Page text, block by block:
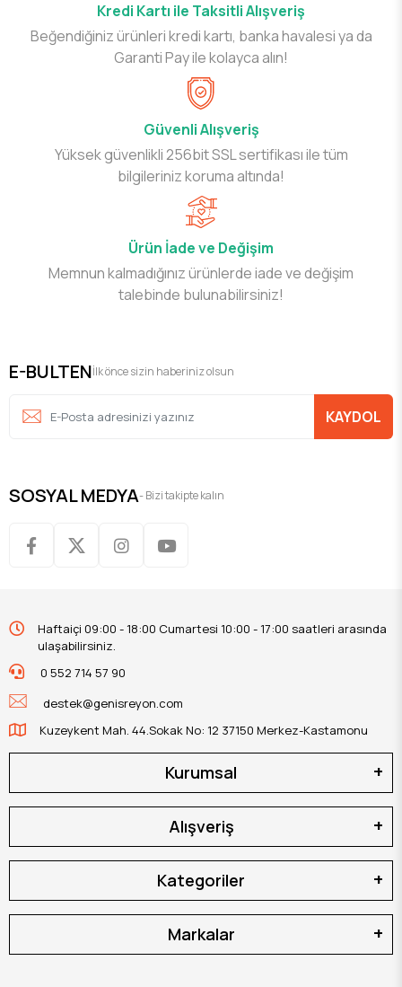
Kredi Kartı ile Taksitli Alışveriş
Beğendiğiniz ürünleri kredi kartı, banka havalesi ya da
Garanti Pay ile kolayca alın!
Güvenli Alışveriş
Yüksek güvenlikli 256bit SSL sertifikası ile tüm
bilgileriniz koruma altında!
Ürün İade ve Değişim
Memnun kalmadığınız ürünlerde iade ve değişim
talebinde bulunabilirsiniz!
E-BULTENİlk önce sizin haberiniz olsun
KAYDOL
SOSYAL MEDYA- Bizi takipte kalın
Haftaiçi 09:00 - 18:00 Cumartesi 10:00 - 17:00 saatleri arasında
ulaşabilirsiniz.
0 552 714 57 90
destek@genisreyon.com
Kuzeykent Mah. 44.Sokak No: 12 37150 Merkez-Kastamonu
Kurumsal
Alışveriş
Kategoriler
Markalar